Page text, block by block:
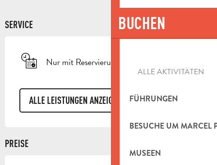
BUCHEN
ALLE AKTIVITÄTEN
FÜHRUNGEN
BESUCHE UM MARCEL
MUSEEN
SERVICE
Nur mit Reservierung
ALLE LEISTUNGEN ANZEIGEN
PREISE